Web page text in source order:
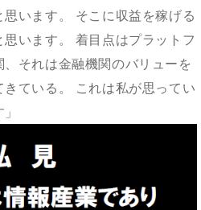
思います。 そこに収益を稼げる
います。 着目点はプラットフ
それは金融機関のバリューを
ている。 これは私が思ってい